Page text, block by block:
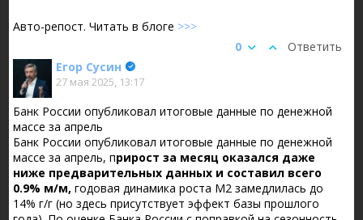
Авто-репост. Читать в блоге >>>
Ответить
0
Егор Сусин
27 мая 2025, 13:17
Банк России опубликовал итоговые данные по денежной
массе за апрель
Банк России опубликовал итоговые данные по денежной
массе за апрель, прирост за месяц оказался даже
ниже предварительных данных и составил всего
0.9% м/м, годовая динамика роста М2 замедлилась до
14% г/г (но здесь присутствует эффект базы прошлого